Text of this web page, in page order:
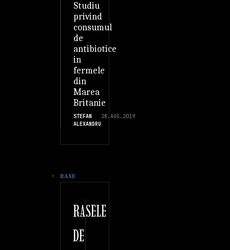
Studiu
privind
consumul
de
antibiotice
in
fermele
din
Marea
Britanie
STEFAN
ALEXANDRU
28.AUG.2019
RASE
RASELE
DE